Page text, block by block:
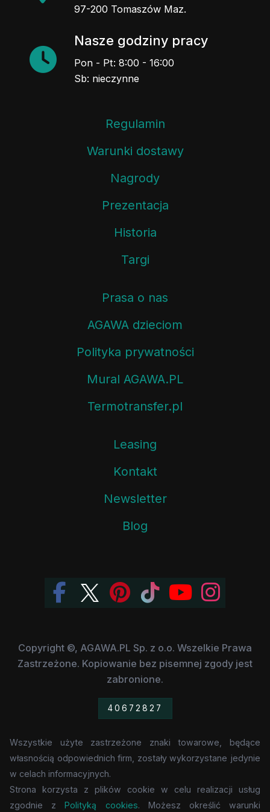
97-200 Tomaszów Maz.
Nasze godziny pracy
Pon - Pt: 8:00 - 16:00
Sb: nieczynne
Regulamin
Warunki dostawy
Nagrody
Prezentacja
Historia
Targi
Prasa o nas
AGAWA dzieciom
Polityka prywatności
Mural AGAWA.PL
Termotransfer.pl
Leasing
Kontakt
Newsletter
Blog
Copyright ©, AGAWA.PL Sp. z o.o. Wszelkie Prawa
Zastrzeżone. Kopiowanie bez pisemnej zgody jest
zabronione.
40672827
Wszystkie użyte zastrzeżone znaki towarowe, będące
własnością odpowiednich firm, zostały wykorzystane jedynie
w celach informacyjnych.
Strona korzysta z plików cookie w celu realizacji usług
zgodnie zPolityką cookies. Możesz określić warunki